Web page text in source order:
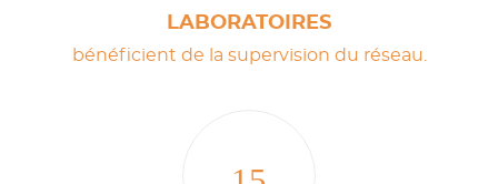
LABORATOIRES
bénéficient de la supervision du réseau.